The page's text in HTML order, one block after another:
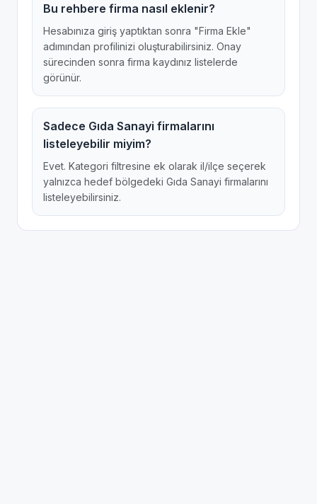
Bu rehbere firma nasıl eklenir?
Hesabınıza giriş yaptıktan sonra "Firma Ekle"
adımından profilinizi oluşturabilirsiniz. Onay
sürecinden sonra firma kaydınız listelerde
görünür.
Sadece Gıda Sanayi firmalarını
listeleyebilir miyim?
Evet. Kategori filtresine ek olarak il/ilçe seçerek
yalnızca hedef bölgedeki Gıda Sanayi firmalarını
listeleyebilirsiniz.